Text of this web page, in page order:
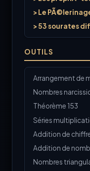
> Le
> 53 sourates
OUTILS
Arrangement de
Nombres
Théorème 153
Séries
Addition de
Addition de
Nombres